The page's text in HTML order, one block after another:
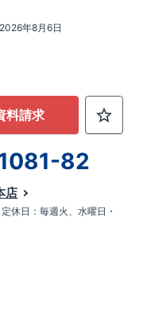
2026年8月6日
料請求
82
店
休日：毎週火、水曜日・